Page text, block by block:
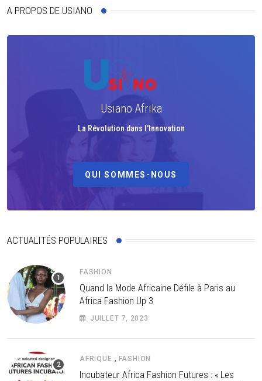
A PROPOS DE USIANO
Usiano Afrika
La Révolution dans l'Innovation
QUI SOMMES-NOUS
ACTUALITÉS POPULAIRES
FASHION
Quand la Mode Africaine Défile à Paris au
Africa Fashion Up 3
JUILLET 7, 2023
AFRIQUE , FASHION
Incubateur Africa Fashion Futures : « Les